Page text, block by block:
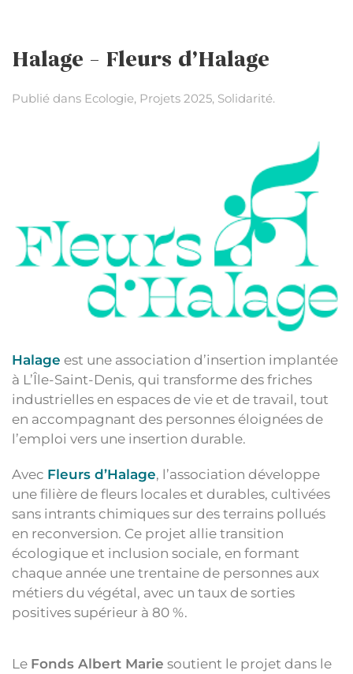
Halage – Fleurs d’Halage
Publié dans Ecologie, Projets 2025, Solidarité.
Halage est une association d’insertion implantée
à L’Île-Saint-Denis, qui transforme des friches
industrielles en espaces de vie et de travail, tout
en accompagnant des personnes éloignées de
l’emploi vers une insertion durable.
Avec Fleurs d’Halage, l’association développe
une filière de fleurs locales et durables, cultivées
sans intrants chimiques sur des terrains pollués
en reconversion. Ce projet allie transition
écologique et inclusion sociale, en formant
chaque année une trentaine de personnes aux
métiers du végétal, avec un taux de sorties
positives supérieur à 80 %.
Le Fonds Albert Marie soutient le projet dans le